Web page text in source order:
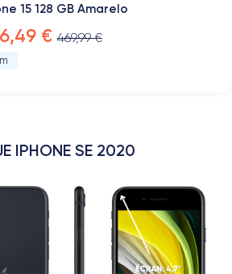
15 128 GB Amarelo
€ 469,99 €
IPHONE SE 2020